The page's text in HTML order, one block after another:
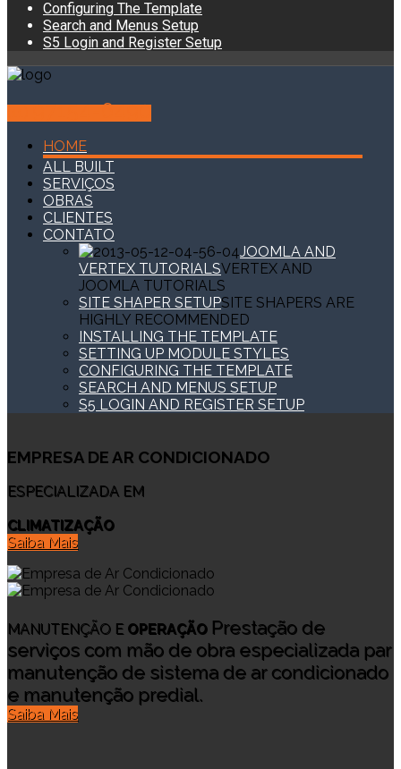
Configuring The Template
Search and Menus Setup
S5 Login and Register Setup
97154-6490
HOME
ALL BUILT
SERVIÇOS
OBRAS
CLIENTES
CONTATO
JOOMLA AND
VERTEX TUTORIALSVERTEX AND
JOOMLA TUTORIALS
SITE SHAPER SETUPSITE SHAPERS ARE
HIGHLY RECOMMENDED
INSTALLING THE TEMPLATE
SETTING UP MODULE STYLES
CONFIGURING THE TEMPLATE
SEARCH AND MENUS SETUP
S5 LOGIN AND REGISTER SETUP
EMPRESA DE AR CONDICIONADO
ESPECIALIZADA EM
CLIMATIZAÇÃO
Saiba Mais
MANUTENÇÃO E OPERAÇÃO Prestação de
serviços com mão de obra especializada par
manutenção de sistema de ar condicionado
e manutenção predial.
Saiba Mais